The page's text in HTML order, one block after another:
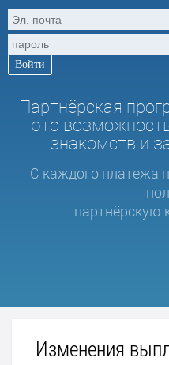
Партнёрская
это
знакомств и
С каждого платежа
партнёрскую
Изменения